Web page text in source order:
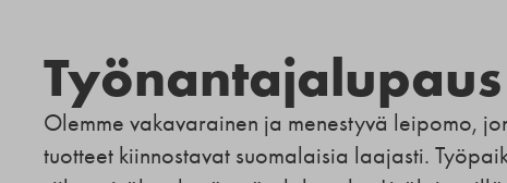
Työnantajalupaus
Olemme vakavarainen ja menestyvä leipomo,
tuotteet kiinnostavat suomalaisia laajasti.